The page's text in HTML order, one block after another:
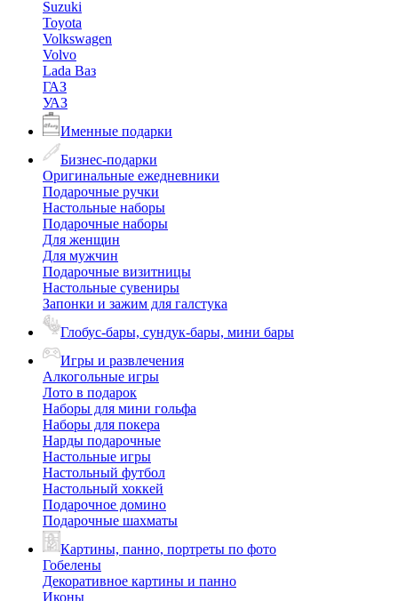
Suzuki
Toyota
Volkswagen
Volvo
Lada Ваз
ГАЗ
УАЗ
Именные подарки
Бизнес-подарки
Оригинальные ежедневники
Подарочные ручки
Настольные наборы
Подарочные наборы
Для женщин
Для мужчин
Подарочные визитницы
Настольные сувениры
Запонки и зажим для галстука
Глобус-бары, сундук-бары, мини бары
Игры и развлечения
Алкогольные игры
Лото в подарок
Наборы для мини гольфа
Наборы для покера
Нарды подарочные
Настольные игры
Настольный футбол
Настольный хоккей
Подарочное домино
Подарочные шахматы
Картины, панно, портреты по фото
Гобелены
Декоративное картины и панно
Иконы